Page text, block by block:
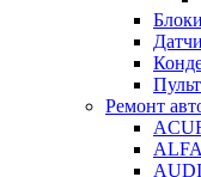
Ремонт
AUDI